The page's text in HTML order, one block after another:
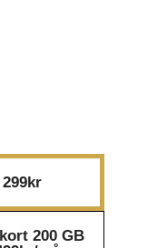
200 GB